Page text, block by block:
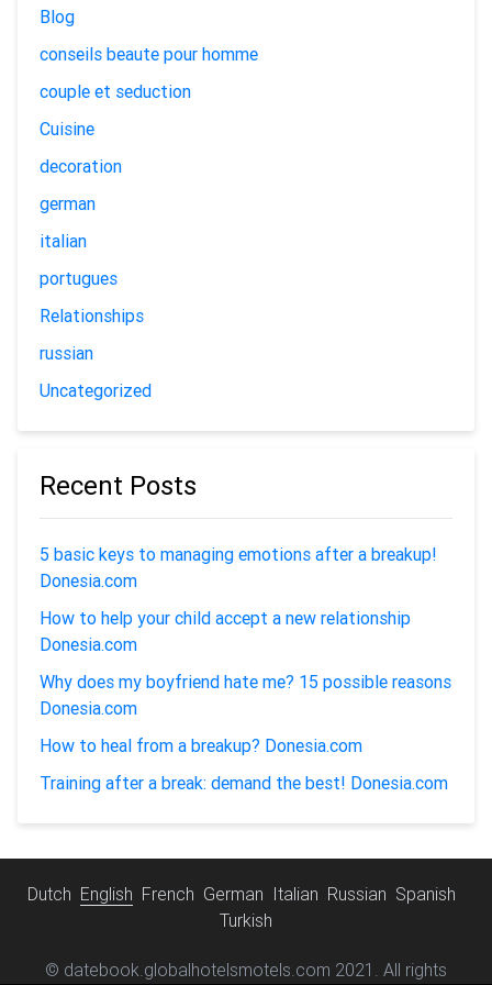
Blog
conseils beaute pour homme
couple et seduction
Cuisine
decoration
german
italian
portugues
Relationships
russian
Uncategorized
Recent Posts
5 basic keys to managing emotions after a breakup!
Donesia.com
How to help your child accept a new relationship
Donesia.com
Why does my boyfriend hate me? 15 possible reasons
Donesia.com
How to heal from a breakup? Donesia.com
Training after a break: demand the best! Donesia.com
Dutch English French German Italian Russian Spanish
Turkish
© datebook.globalhotelsmotels.com 2021. All rights